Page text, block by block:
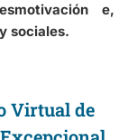
e,
sociales.
Virtual de